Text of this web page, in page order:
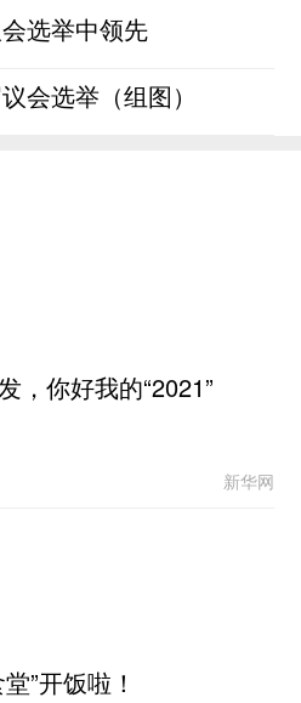
选举中领先
会选举（组图）
，你好我的“2021”
新华网
”开饭啦！